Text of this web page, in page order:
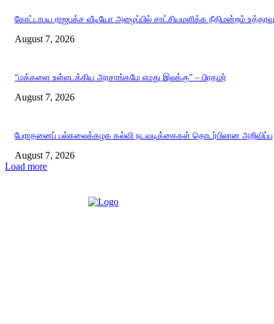
கோட்டாபய ராஜபக்ச வீடியோ அழைப்பில் சாட்சியமளிக்க நீதிமன்றம் உத்தரவு
August 7, 2026
“மக்களை உள்ளடக்கிய அரசாங்கமே எமது இலக்கு” – பிரதமர்
August 7, 2026
பேராதனைப் பல்கலைக்கழக கல்வி நடவடிக்கைகள் தொடர்பிலான அறிவிப்பு
August 7, 2026
Load more